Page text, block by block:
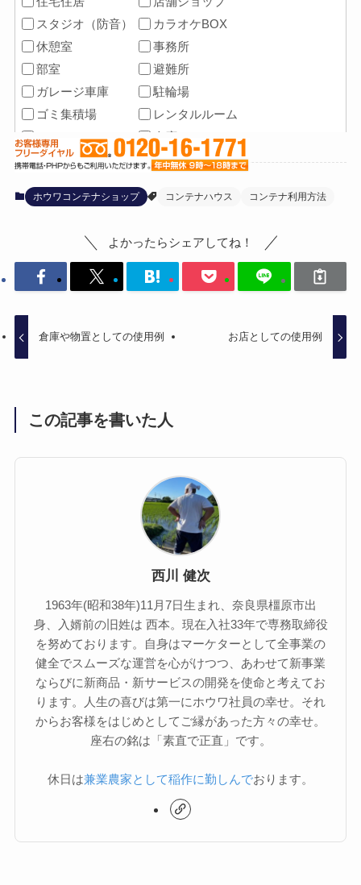
ホウワコンテナショップ コンテナハウス コンテナ利用方法
よかったらシェアしてね！
倉庫や物置としての使用例 お店としての使用例
この記事を書いた人
西川 健次
1963年(昭和38年)11月7日生まれ、奈良県橿原市出
身、入婿前の旧姓は 西本。現在入社33年で専務取締役
を努めております。自身はマーケターとして全事業の
健全でスムーズな運営を心がけつつ、あわせて新事業
ならびに新商品・新サービスの開発を使命と考えてお
ります。人生の喜びは第一にホウワ社員の幸せ。それ
からお客様をはじめとしてご縁があった方々の幸せ。
座右の銘は「素直で正直」です。
休日は兼業農家として稲作に勤しんでおります。